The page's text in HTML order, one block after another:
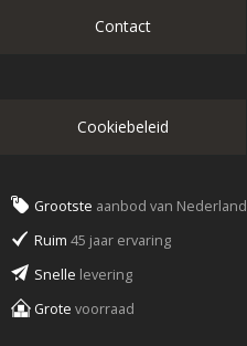
Contact
Cookiebeleid
Grootste aanbod van Nederland
Ruim 45 jaar ervaring
Snelle levering
Grote voorraad